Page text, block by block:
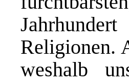
Religionen.
weshalb